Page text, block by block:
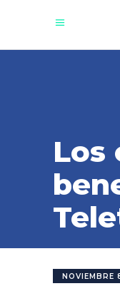
Los
NOVIEMBRE